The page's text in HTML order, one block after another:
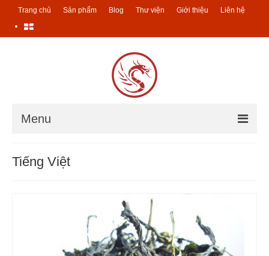
Trang chủ Sản phẩm Blog Thư viện Giới thiệu Liên hệ
Menu
Các sản phẩm trà
Ucha – Trà của mẹ
Trà Đài Loan
Tiếng Việt